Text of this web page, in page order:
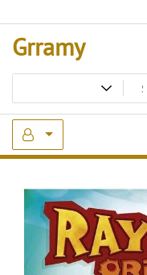
to
content
Grramy